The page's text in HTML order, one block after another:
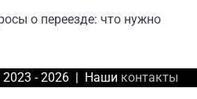
о переезде: что нужно
- 2026 | Наши контакты